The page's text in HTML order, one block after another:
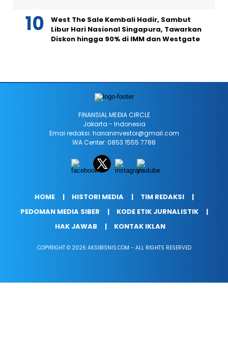
West The Sale Kembali Hadir, Sambut
Libur Hari Nasional Singapura, Tawarkan
Diskon hingga 90% di IMM dan Westgate
FINANSIAL MEÐIA CIRCLE
Jakarta - Indonesia
Emai redaksi: harianinvestor@gmail.com
WA Center: 0853 1555 7788
HOME HISTORI MEDIA
TIM REDAKSI
PEDOMAN MEDIA SIBER
KODE ETIK JURNALISTIK
HAK JAWAB
KONTAK IKLAN
COPYRIGHT © 2026 AKSIBISNIS.COM - ALL RIGHTS RESERVED